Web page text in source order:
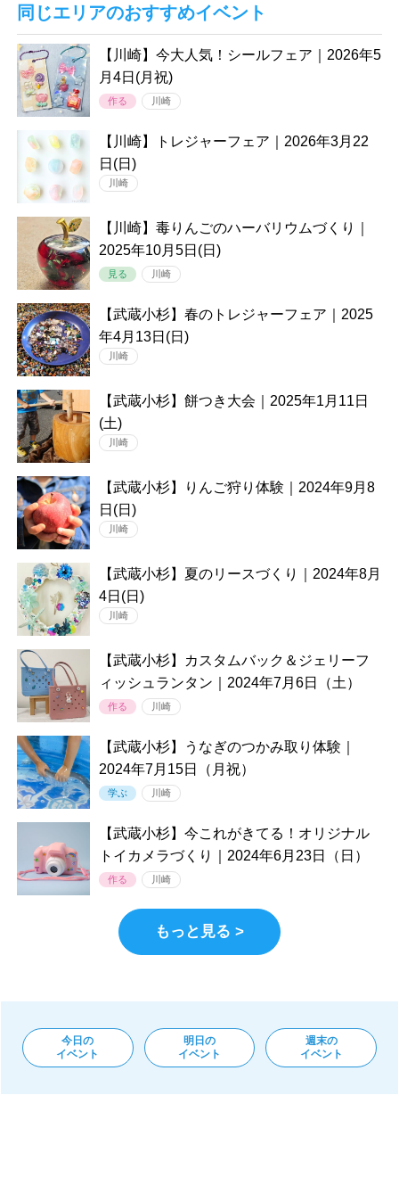
同じエリアのおすすめイベント
【川崎】今大人気！シールフェア｜2026年5
月4日(月祝)
作る 川崎
【川崎】トレジャーフェア｜2026年3月22
日(日)
川崎
【川崎】毒りんごのハーバリウムづくり｜
2025年10月5日(日)
見る 川崎
【武蔵小杉】春のトレジャーフェア｜2025
年4月13日(日)
川崎
【武蔵小杉】餅つき大会｜2025年1月11日
(土)
川崎
【武蔵小杉】りんご狩り体験｜2024年9月8
日(日)
川崎
【武蔵小杉】夏のリースづくり｜2024年8月
4日(日)
川崎
【武蔵小杉】カスタムバック＆ジェリーフ
ィッシュランタン｜2024年7月6日（土）
作る 川崎
【武蔵小杉】うなぎのつかみ取り体験｜
2024年7月15日（月祝）
学ぶ 川崎
【武蔵小杉】今これがきてる！オリジナル
トイカメラづくり｜2024年6月23日（日）
作る 川崎
もっと見る >
今日の
イベント
明日の
イベント
週末の
イベント